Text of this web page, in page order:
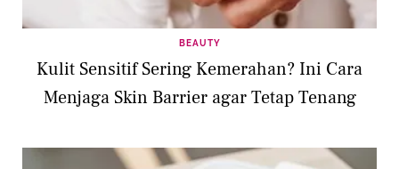
BEAUTY
Kulit Sensitif Sering Kemerahan? Ini Cara
Menjaga Skin Barrier agar Tetap Tenang